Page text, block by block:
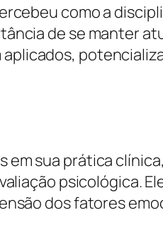
como a
de se manter
sua prática
psicológica.
dos fatores